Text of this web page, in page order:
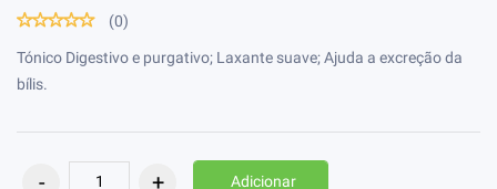
(0)
Tónico Digestivo e purgativo; Laxante suave; Ajuda a excreção da
bílis.
Adicionar